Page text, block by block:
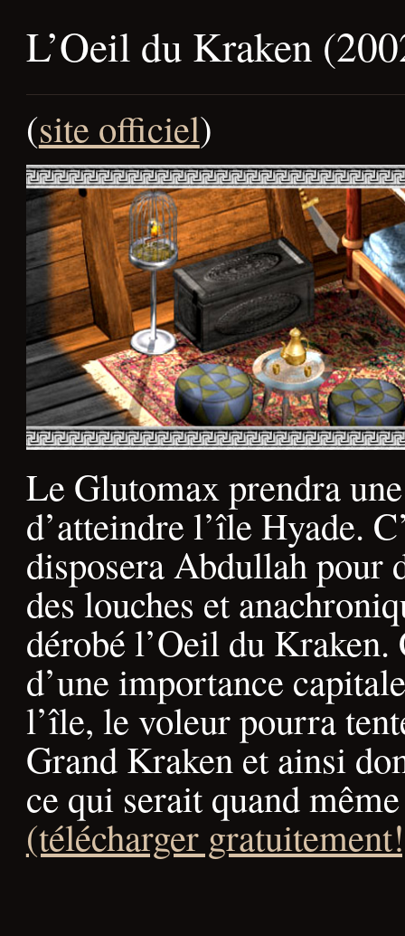
L’Oeil du Kraken
(site officiel)
Le Glutomax prendra
d’atteindre l’île Hyade.
disposera Abdullah pour
des louches et
dérobé l’Oeil du Kraken.
d’une importance
l’île, le voleur pourra
Grand Kraken et ainsi
ce qui serait quand
(télécharger